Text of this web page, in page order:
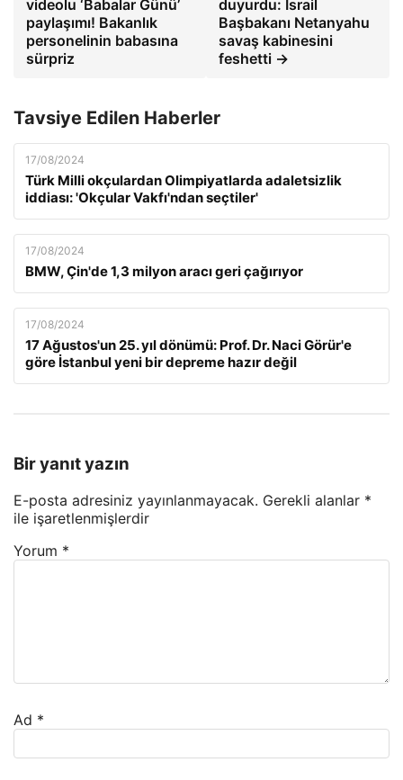
videolu ‘Babalar Günü’
paylaşımı! Bakanlık
personelinin babasına
sürpriz
duyurdu: İsrail
Başbakanı Netanyahu
savaş kabinesini
feshetti →
Tavsiye Edilen Haberler
17/08/2024
Türk Milli okçulardan Olimpiyatlarda adaletsizlik
iddiası: 'Okçular Vakfı'ndan seçtiler'
17/08/2024
BMW, Çin'de 1,3 milyon aracı geri çağırıyor
17/08/2024
17 Ağustos'un 25. yıl dönümü: Prof. Dr. Naci Görür'e
göre İstanbul yeni bir depreme hazır değil
Bir yanıt yazın
E-posta adresiniz yayınlanmayacak. Gerekli alanlar *
ile işaretlenmişlerdir
Yorum *
Ad *